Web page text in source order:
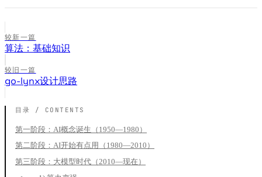
较新一篇
算法：基础知识
较旧一篇
go-lynx设计思路
第一阶段：AI概念诞生（1950—1980）
第二阶段：AI开始有点用（1980—2010）
第三阶段：大模型时代（2010—现在）